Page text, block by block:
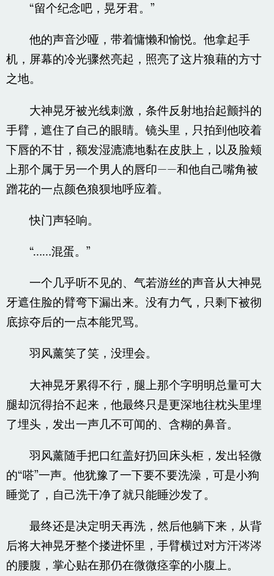
“留个纪念吧，晃牙君。”
他的声音沙哑，带着慵懒和愉悦。他拿起手
机，屏幕的冷光骤然亮起，照亮了这片狼藉的方寸
之地。
大神晃牙被光线刺激，条件反射地抬起颤抖的
手臂，遮住了自己的眼睛。镜头里，只拍到他咬着
下唇的不甘，额发湿漉漉地黏在皮肤上，以及脸颊
上那个属于另一个男人的唇印——和他自己嘴角被
蹭花的一点颜色狼狈地呼应着。
快门声轻响。
“……混蛋。”
一个几乎听不见的、气若游丝的声音从大神晃
牙遮住脸的臂弯下漏出来。没有力气，只剩下被彻
底掠夺后的一点本能咒骂。
羽风薰笑了笑，没理会。
大神晃牙累得不行，腿上那个字明明总量可大
腿却沉得抬不起来，他最终只是更深地往枕头里埋
了埋头，发出一声几不可闻的、含糊的鼻音。
羽风薰随手把口红盖好扔回床头柜，发出轻微
的“嗒”一声。他犹豫了一下要不要洗澡，可是小狗
睡觉了，自己洗干净了就只能睡沙发了。
最终还是决定明天再洗，然后他躺下来，从背
后将大神晃牙整个搂进怀里，手臂横过对方汗涔涔
的腰腹，掌心贴在那仍在微微痉挛的小腹上。